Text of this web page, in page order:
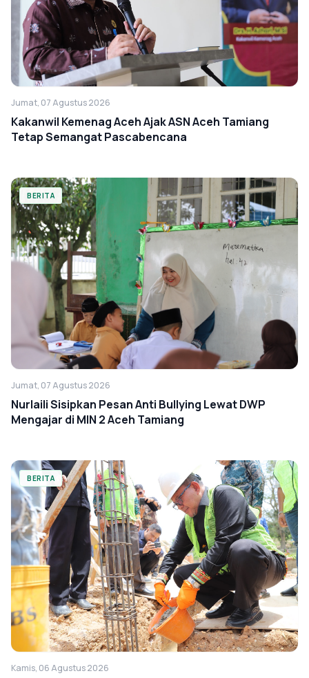
Jumat, 07 Agustus 2026
Kakanwil Kemenag Aceh Ajak ASN Aceh Tamiang
Tetap Semangat Pascabencana
BERITA
Jumat, 07 Agustus 2026
Nurlaili Sisipkan Pesan Anti Bullying Lewat DWP
Mengajar di MIN 2 Aceh Tamiang
BERITA
Kamis, 06 Agustus 2026